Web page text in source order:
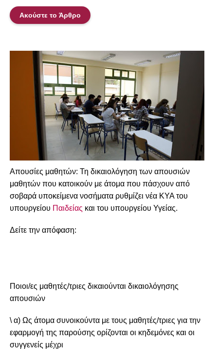
Ακούστε το Άρθρο
Απουσίες μαθητών: Τη δικαιολόγηση των απουσιών
μαθητών που κατοικούν με άτομα που πάσχουν από
σοβαρά υποκείμενα νοσήματα ρυθμίζει νέα ΚΥΑ του
υπουργείου Παιδείας και του υπουργείου Υγείας.
Δείτε την απόφαση:
Ποιοι/ες μαθητές/τριες δικαιούνται δικαιολόγησης
απουσιών
\ α) Ως άτομα συνοικούντα με τους μαθητές/τριες για την
εφαρμογή της παρούσης ορίζονται οι κηδεμόνες και οι
συγγενείς μέχρι